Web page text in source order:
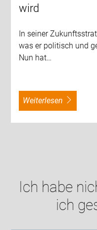
wird
In seiner
was er politisch und
Nun hat…
weiterlesen
Ich habe
ich